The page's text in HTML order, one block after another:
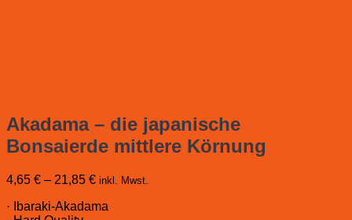
Akadama – die japanische
Bonsaierde mittlere Körnung
4,65 € – 21,85 € inkl. Mwst.
· Ibaraki-Akadama